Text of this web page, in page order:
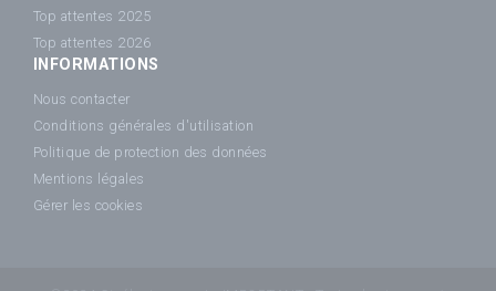
Top attentes 2025
Top attentes 2026
INFORMATIONS
Nous contacter
Conditions générales d'utilisation
Politique de protection des données
Mentions légales
Gérer les cookies